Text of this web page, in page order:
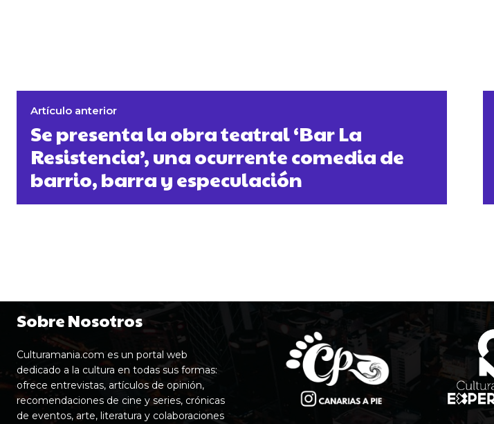
Artículo anterior
Se presenta la obra teatral ‘Bar La
Resistencia’, una ocurrente comedia de
barrio, barra y especulación
Sobre Nosotros
Culturamania.com es un portal web
dedicado a la cultura en todas sus formas:
ofrece entrevistas, artículos de opinión,
recomendaciones de cine y series, crónicas
de eventos, arte, literatura y colaboraciones